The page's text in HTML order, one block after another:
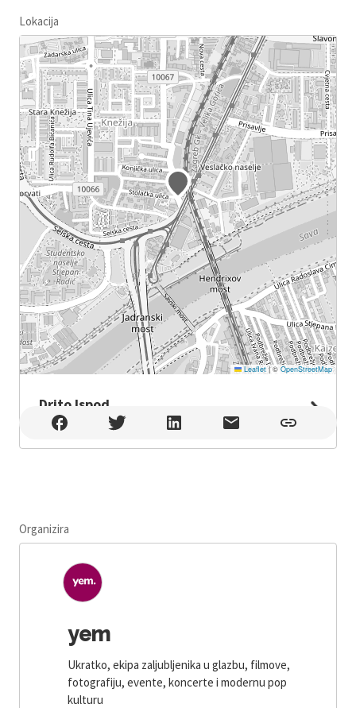
Lokacija
Leaflet |©OpenStreetMap
Drito Ispod
Drito Ispod , Zagreb
Organizira
yem
Ukratko, ekipa zaljubljenika u glazbu, filmove,
fotografiju, evente, koncerte i modernu pop
kulturu